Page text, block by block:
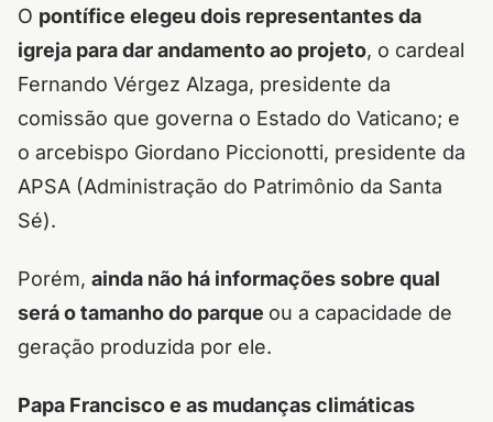
O pontífice elegeu dois representantes da
igreja para dar andamento ao projeto, o cardeal
Fernando Vérgez Alzaga, presidente da
comissão que governa o Estado do Vaticano; e
o arcebispo Giordano Piccionotti, presidente da
APSA (Administração do Patrimônio da Santa
Sé).
Porém, ainda não há informações sobre qual
será o tamanho do parque ou a capacidade de
geração produzida por ele.
Papa Francisco e as mudanças climáticas